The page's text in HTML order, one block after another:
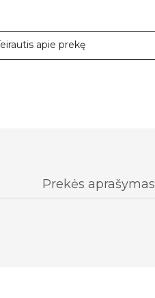
apie prekę
Prekės aprašymas